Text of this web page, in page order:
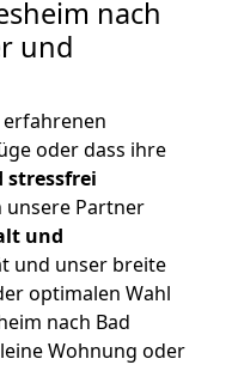
nach
und
oder dass ihre
stressfrei
unsere Partner
und
und unser breite
optimalen Wahl
nach Bad
Wohnung oder